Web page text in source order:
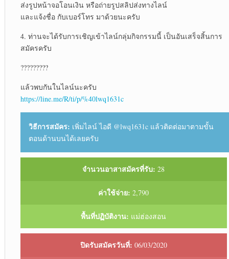
ส่งรูปหน้าจอโอนเงิน หรือถ่ายรูปสลิปส่งทางไลน์
และแจ้งชื่อ กับเบอร์โทร มาด้วยนะครับ
4. ท่านจะได้รับการเชิญเข้าไลน์กลุ่มกิจกรรมนี้ เป็นอันเสร็จสิ้นการ
สมัครครับ
?????????
แล้วพบกันในไลน์นะครับ
https://line.me/R/ti/p/%40lwq1631c
วิธีการสมัคร: เพิ่มไลน์ ไอดี @lwq1631c แล้วติดต่อมาตามขั้น
ตอนด้านบนได้เลยครับ
จำนวนอาสาสมัครที่รับ: 28
ค่าใช้จ่าย: 2,790
พื้นที่ปฏิบัติงาน: แม่ฮ่องสอน
ปิดรับสมัครวันที่: 06/03/2020